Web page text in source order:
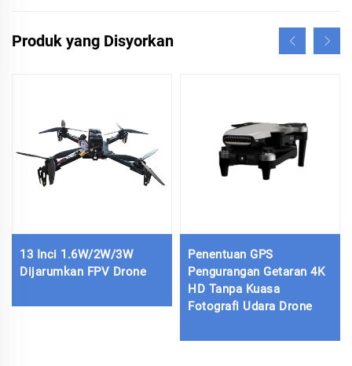
Produk yang Disyorkan
13 Inci 1.6W/2W/3W
Dijarumkan FPV Drone
Penentuan GPS
Pengurangan Getaran 4K
HD Tanpa Kuasa
Fotografi Udara Drone